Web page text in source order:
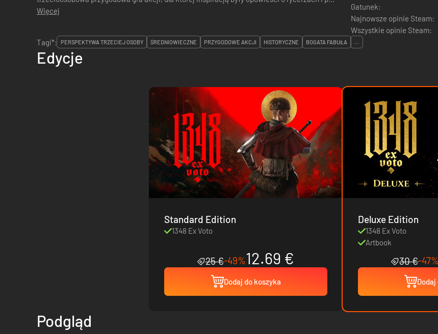
Więcej
Gatunek:
Najnowsze opinie Steam:
Wszystkie opinie Steam:
Tagi*:
PERSPEKTYWA TRZECIEJ OSOBY ŚREDNIOWIECZNE PRZYGODOWE AKCJI HISTORYCZNE BOGATA FABUŁA ...
Edycje
Standard Edition
1348 Ex Voto
25 €-49%12.69 €
Dodaj do koszyka
Deluxe Edition
1348 Ex Voto
Artbook
30 €-47%
Dodaj
Podgląd